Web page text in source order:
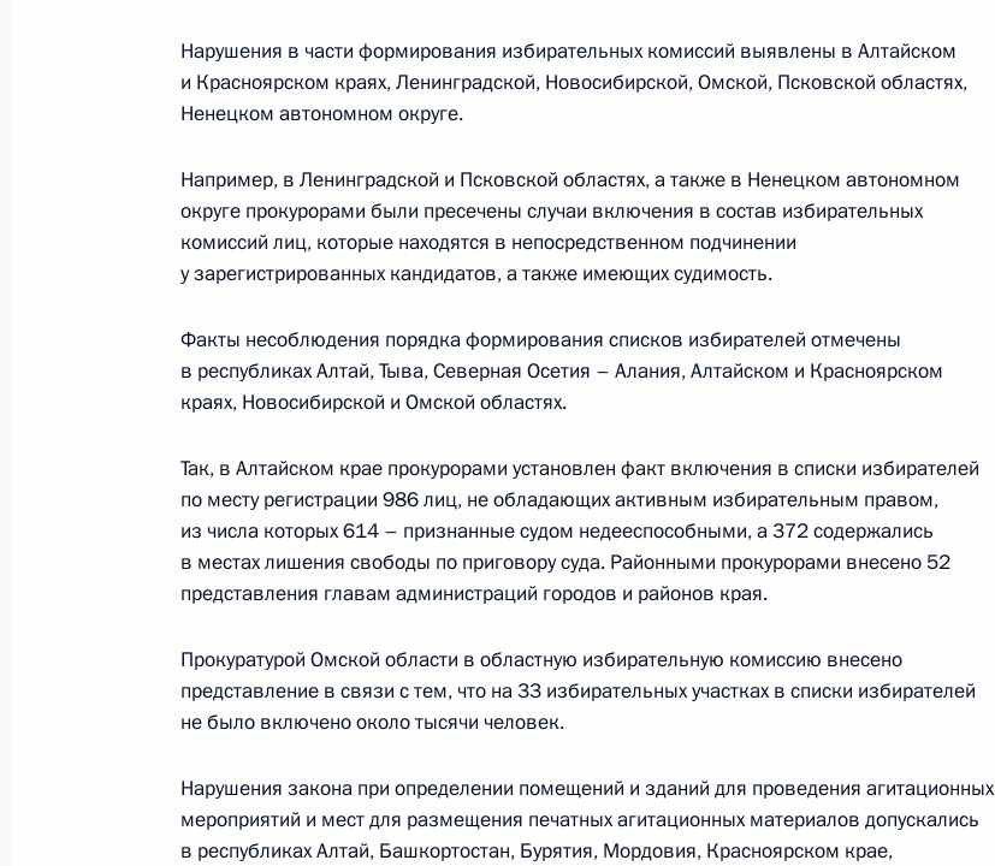
Указ об отзыве российского воинского формирования из Судана
24 января 2012 года, 10:00
23 января 2012 года, понедельник
Неформальная встреча с Президентом Республики Беларусь
23 января 2012 года, 22:00 Сочи, Красная Поляна
Соболезнования Президенту Нигерии Гудлаку Джонатану
23 января 2012 года, 20:00
23 января 2012 года, 14:00 Сочи
23 января 2012 года, 13:00 Сочи
Нарушения в части формирования избирательных комиссий выявлены в Алтайском
и Красноярском краях, Ленинградской, Новосибирской, Омской, Псковской областях,
Ненецком автономном округе.
Например, в Ленинградской и Псковской областях, а также в Ненецком автономном
округе прокурорами были пресечены случаи включения в состав избирательных
комиссий лиц, которые находятся в непосредственном подчинении
у зарегистрированных кандидатов, а также имеющих судимость.
Факты несоблюдения порядка формирования списков избирателей отмечены
в республиках Алтай, Тыва, Северная Осетия – Алания, Алтайском и Красноярском
краях, Новосибирской и Омской областях.
Так, в Алтайском крае прокурорами установлен факт включения в списки избирателей
по месту регистрации 986 лиц, не обладающих активным избирательным правом,
из числа которых 614 – признанные судом недееспособными, а 372 содержались
в местах лишения свободы по приговору суда. Районными прокурорами внесено 52
представления главам администраций городов и районов края.
Прокуратурой Омской области в областную избирательную комиссию внесено
представление в связи с тем, что на 33 избирательных участках в списки избирателей
не было включено около тысячи человек.
Нарушения закона при определении помещений и зданий для проведения агитационных
мероприятий и мест для размещения печатных агитационных материалов допускались
в республиках Алтай, Башкортостан, Бурятия, Мордовия, Красноярском крае,